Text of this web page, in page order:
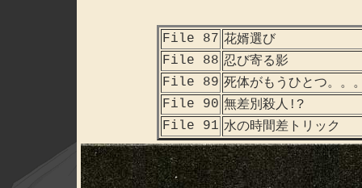
File 87 花婿選び
File 88 忍び寄る影
File 89 死体がもうひとつ。。
File 90 無差別殺人!?
File 91 水の時間差トリック